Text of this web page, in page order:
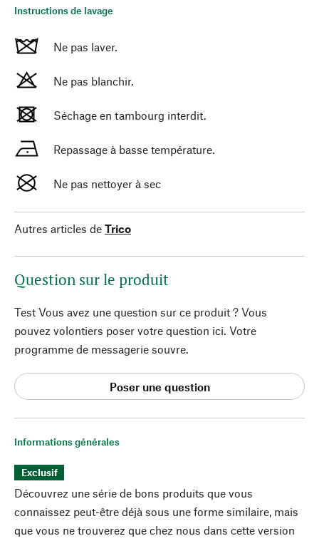
Informations générales
Exclusif
Découvrez une série de bons produits que vous
connaissez peut-être déjà sous une forme similaire, mais
que vous ne trouverez que chez nous dans cette version
Instructions de lavage
Ne pas laver.
Ne pas blanchir.
Séchage en tambourg interdit.
Repassage à basse température.
Ne pas nettoyer à sec
Autres articles de Trico
Question sur le produit
Test Vous avez une question sur ce produit ? Vous
pouvez volontiers poser votre question ici. Votre
programme de messagerie souvre.
Poser une question